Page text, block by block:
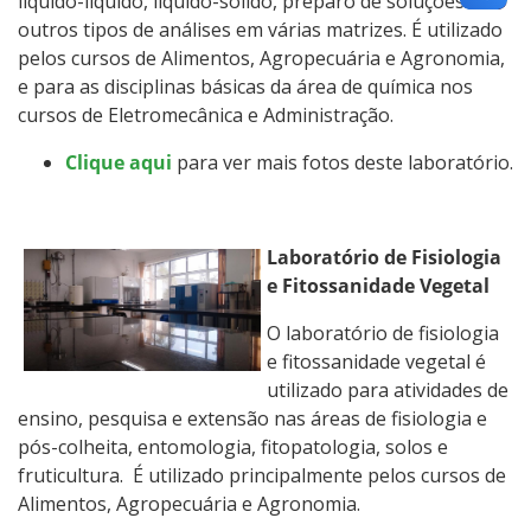
outros tipos de análises em várias matrizes. É utilizado
pelos cursos de Alimentos, Agropecuária e Agronomia,
e para as disciplinas básicas da área de química nos
cursos de Eletromecânica e Administração.
Clique aqui para ver mais fotos deste laboratório.
Laboratório de Fisiologia
e Fitossanidade Vegetal
O laboratório de fisiologia
e fitossanidade vegetal é
utilizado para atividades de
ensino, pesquisa e extensão nas áreas de fisiologia e
pós-colheita, entomologia, fitopatologia, solos e
fruticultura. É utilizado principalmente pelos cursos de
Alimentos, Agropecuária e Agronomia.